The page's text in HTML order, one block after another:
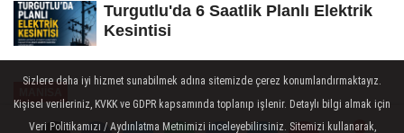
Turgutlu'da 6 Saatlik Planlı Elektrik
Kesintisi
Yayınlanma: 24 Mayıs 2026 - 10:29
Sizlere daha iyi hizmet sunabilmek adına sitemizde çerez konumlandırmaktayız.
Kişisel verileriniz, KVKK ve GDPR kapsamında toplanıp işlenir. Detaylı bilgi almak için
Veri Politikamızı / Aydınlatma Metnimizi inceleyebilirsiniz. Sitemizi kullanarak,